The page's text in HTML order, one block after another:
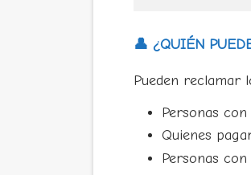
👤 ¿QUIÉN
Pueden reclamar
Personas
Quienes
Personas con